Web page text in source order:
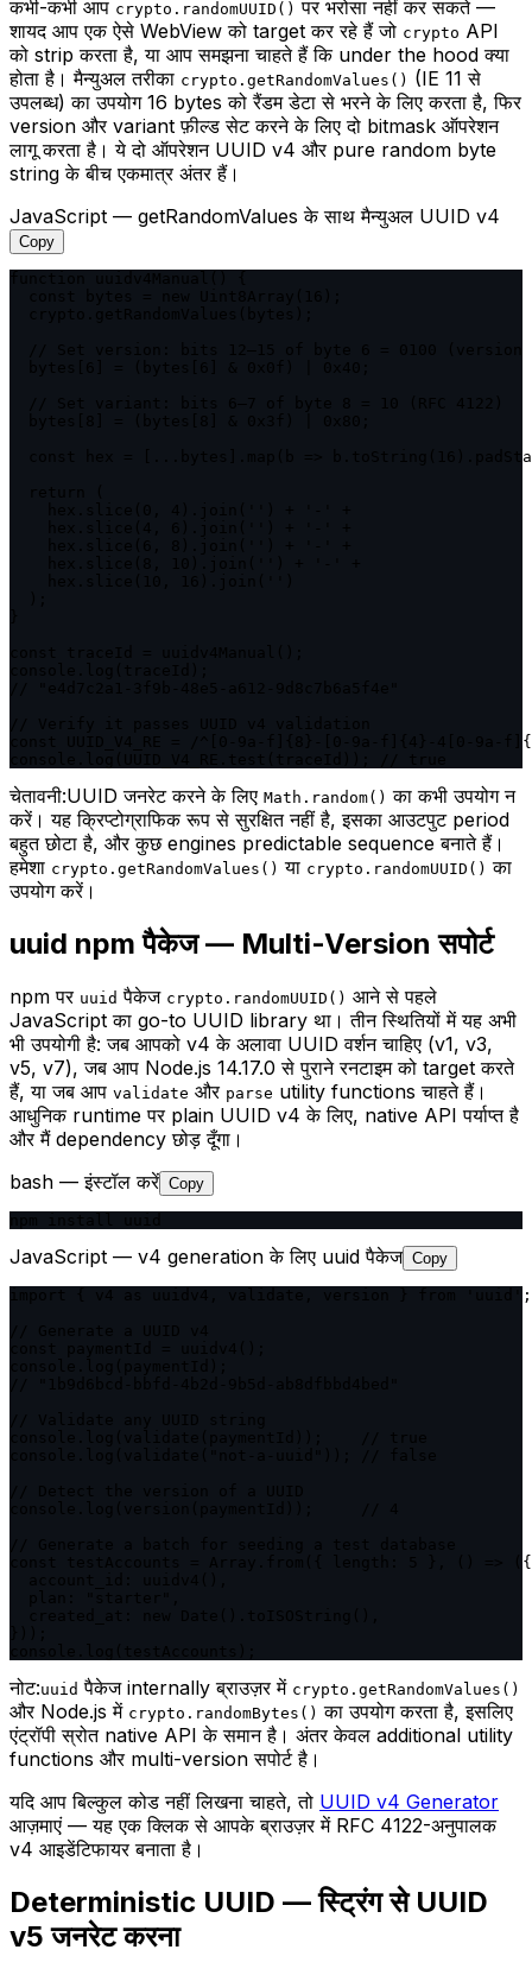
कभी-कभी आप crypto.randomUUID() पर भरोसा नहीं कर सकते —
शायद आप एक ऐसे WebView को target कर रहे हैं जो crypto API
को strip करता है, या आप समझना चाहते हैं कि under the hood क्या
होता है। मैन्युअल तरीका crypto.getRandomValues() (IE 11 से
उपलब्ध) का उपयोग 16 bytes को रैंडम डेटा से भरने के लिए करता है, फिर
version और variant फ़ील्ड सेट करने के लिए दो bitmask ऑपरेशन
लागू करता है। ये दो ऑपरेशन UUID v4 और pure random byte
string के बीच एकमात्र अंतर हैं।
JavaScript — getRandomValues के साथ मैन्युअल UUID v4
Copy
const hex = [...bytes].map(b =>
const UUID_V4_RE = /^[0-9a-f]{8}-[0-9a-f]{4}-4[0-
चेतावनी:UUID जनरेट करने के लिए Math.random() का कभी उपयोग न
करें। यह क्रिप्टोग्राफिक रूप से सुरक्षित नहीं है, इसका आउटपुट period
बहुत छोटा है, और कुछ engines predictable sequence बनाते हैं।
हमेशा crypto.getRandomValues() या crypto.randomUUID() का
उपयोग करें।
uuid npm पैकेज — Multi-Version सपोर्ट
npm पर uuid पैकेज crypto.randomUUID() आने से पहले
JavaScript का go-to UUID library था। तीन स्थितियों में यह अभी
भी उपयोगी है: जब आपको v4 के अलावा UUID वर्शन चाहिए (v1, v3,
v5, v7), जब आप Node.js 14.17.0 से पुराने रनटाइम को target करते
हैं, या जब आप validate और parse utility functions चाहते हैं।
आधुनिक runtime पर plain UUID v4 के लिए, native API पर्याप्त है
और मैं dependency छोड़ दूँगा।
bash — इंस्टॉल करें Copy
JavaScript — v4 generation के लिए uuid पैकेज Copy
import { v4 as uuidv4, validate, version } from 'uuid';
const testAccounts = Array.from({ length: 5 }, () => ({
नोट:uuid पैकेज internally ब्राउज़र में crypto.getRandomValues()
और Node.js में crypto.randomBytes() का उपयोग करता है, इसलिए
एंट्रॉपी स्रोत native API के समान है। अंतर केवल additional utility
functions और multi-version सपोर्ट है।
यदि आप बिल्कुल कोड नहीं लिखना चाहते, तो UUID v4 Generator
आज़माएं — यह एक क्लिक से आपके ब्राउज़र में RFC 4122-अनुपालक
v4 आइडेंटिफायर बनाता है।
Deterministic UUID — स्ट्रिंग से UUID
v5 जनरेट करना